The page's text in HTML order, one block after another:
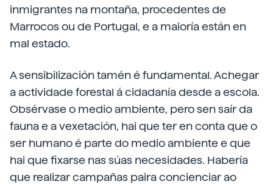
inmigrantes na montaña, procedentes de
Marrocos ou de Portugal, e a maioría están en
mal estado.
A sensibilización tamén é fundamental. Achegar
a actividade forestal á cidadanía desde a escola.
Obsérvase o medio ambiente, pero sen saír da
fauna e a vexetación, hai que ter en conta que o
ser humano é parte do medio ambiente e que
hai que fixarse nas súas necesidades. Habería
que realizar campañas paira concienciar ao